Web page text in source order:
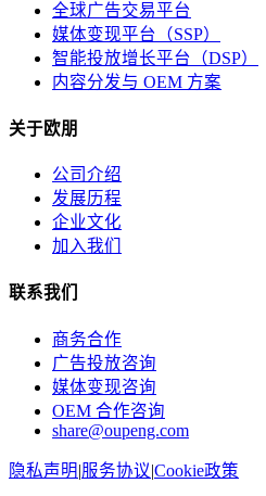
全球广告交易平台
媒体变现平台（SSP）
智能投放增长平台（DSP）
内容分发与 OEM 方案
关于欧朋
公司介绍
发展历程
企业文化
加入我们
联系我们
商务合作
广告投放咨询
媒体变现咨询
OEM 合作咨询
share@oupeng.com
隐私声明|服务协议|Cookie政策